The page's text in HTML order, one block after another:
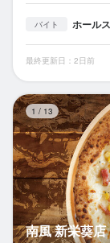
バイト ホール
最終更新日：2日前
1 / 13
南風 新栄葵店